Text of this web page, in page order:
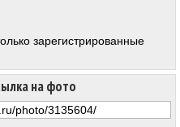
на фото
зарегистрированные